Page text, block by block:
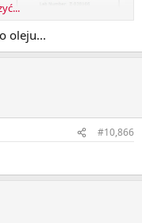
oleju...
#10,866